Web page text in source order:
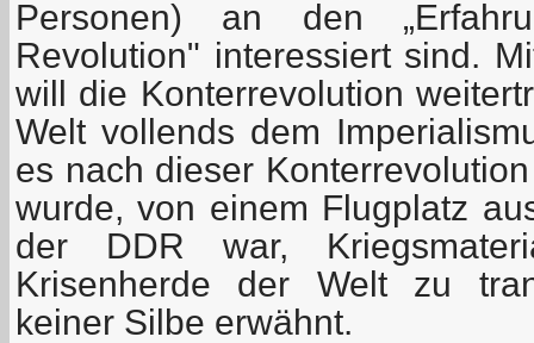
Personen) an den
Revolution" interessiert sind.
will die Konterrevolution
Welt vollends dem
es nach dieser
wurde, von einem Flugplatz
der DDR war,
Krisenherde der Welt zu
keiner Silbe erwähnt.